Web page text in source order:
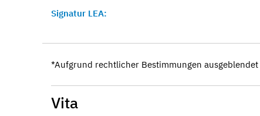
Signatur LEA:
*Aufgrund rechtlicher Bestimmungen ausgeblendet
Vita